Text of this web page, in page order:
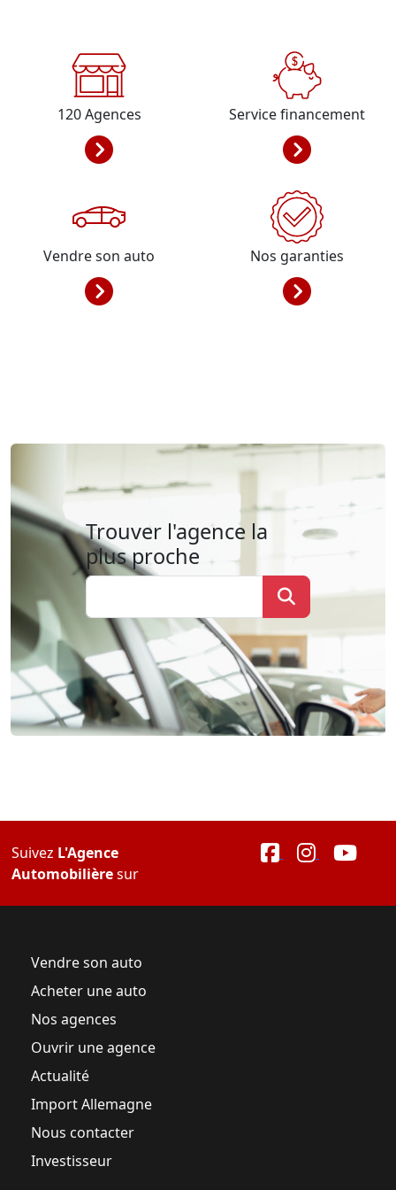
120Agences Service financement
Vendre son auto Nos garanties
Trouver l'agence la
plus proche
Suivez L'Agence
Automobilièresur
Vendre son auto
Acheter une auto
Nos agences
Ouvrir une agence
Actualité
Import Allemagne
Nous contacter
Investisseur